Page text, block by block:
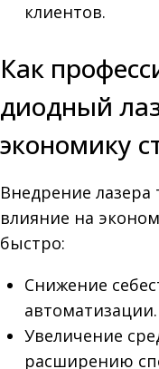
клиентов.
Как
диодный
экономику
Внедрение лазера
влияние на
быстро:
Снижение
автоматизации.
Увеличение
расширению